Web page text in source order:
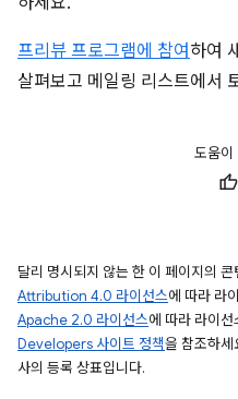
프리뷰 프로그램에 참여 하여
살펴보고 메일링 리스트에서
도움이
달리 명시되지 않는 한 이 페이지의 콘
Attribution 4.0 라이선스에 따라 라
Apache 2.0 라이선스에 따라 라이
Developers 사이트 정책을 참조하
사의 등록 상표입니다.